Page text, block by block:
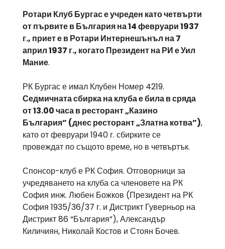
Ротари Клуб Бургас е учреден като четвърти
от първите в България на 14 февруари 1937
г., приет е в Ротари Интернешънъл на 7
април 1937 г., когато Президент на РИ е Уил
Мание.
РК Бургас е имал Клубен Номер 4219.
Седмичната сбирка на клуба е била в сряда
от 13.00 часа в ресторант „Казино
България” (днес ресторант „Златна котва”),
като от февруари 1940 г. сбирките се
провеждат по същото време, но в четвъртък.
Спонсор-клуб е РК София. Отговорници за
учредяването на клуба са членовете на РК
София инж. Любен Божков (Президент на РК
София 1935/36/37 г. и Дистрикт Гуверньор на
Дистрикт 86 “България”), Александър
Киличиян, Николай Костов и Стоян Бочев.